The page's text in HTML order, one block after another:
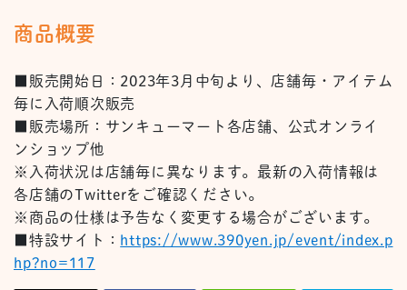
商品概要
■販売開始日：2023年3月中旬より、店舗毎・アイテム
毎に入荷順次販売
■販売場所：サンキューマート各店舗、公式オンライ
ンショップ他
※入荷状況は店舗毎に異なります。最新の入荷情報は
各店舗のTwitterをご確認ください。
※商品の仕様は予告なく変更する場合がございます。
■特設サイト： https://www.390yen.jp/event/index.p
hp?no=117